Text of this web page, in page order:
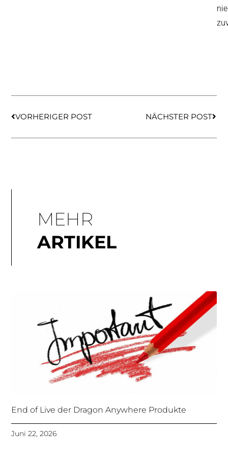
nie
VORHERIGER POST NÄCHSTER POST
MEHR
ARTIKEL
End of Live der Dragon Anywhere Produkte
Juni 22, 2026